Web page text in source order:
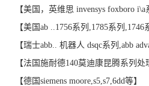
【美国，英维思 invensys foxboro i\a
【美国ab ..1756系列,1785系列,1746
【瑞士abb.. 机器人 dsqc系列,abb
【法国施耐德140莫迪康昆腾系列
【德国siemens moore,s5,s7,6dd等】